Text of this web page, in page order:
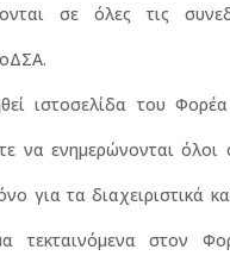
σε όλες τις
ιστοσελίδα του
να ενημερώνονται όλοι
για τα διαχειριστικά
τεκταινόμενα στον